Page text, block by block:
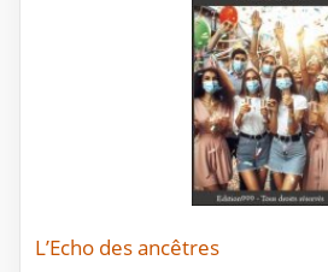
L’Echo des ancêtres